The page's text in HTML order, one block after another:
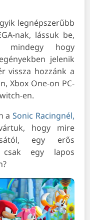
legnépszerűbb
nak, lássuk be,
mindegy hogy
jelenik
vissza hozzánk a
Xbox One-on PC-
en.
aSonic Racingnél,
hogy mire
egy erős
csak egy lapos